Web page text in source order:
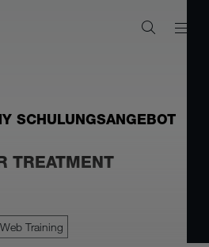
SCHULUNGSANGEBOT
TREATMENT
Web Training